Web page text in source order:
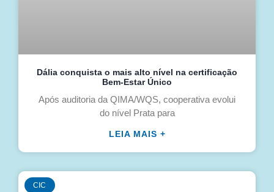
Dália conquista o mais alto nível na certificação
Bem-Estar Único
Após auditoria da QIMA/WQS, cooperativa evolui
do nível Prata para
LEIA MAIS +
CIC